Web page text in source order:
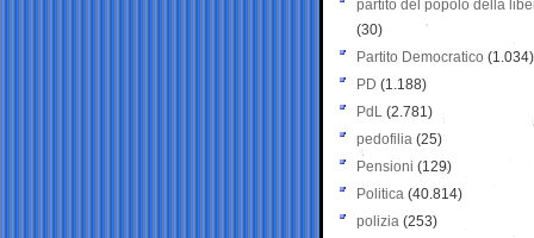
partito del popolo della
(30)
Partito Democratico (1.034)
PD (1.188)
PdL (2.781)
pedofilia (25)
Pensioni (129)
Politica (40.814)
polizia (253)